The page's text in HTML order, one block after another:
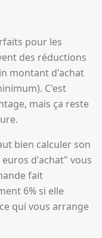
pour les
des réductions
montant d'achat
C'est
mais ça reste
bien calculer son
euros d'achat" vous
fait
6% si elle
qui vous arrange